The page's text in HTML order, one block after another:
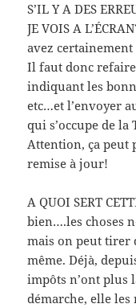
S’IL Y A DES
JE VOIS A
avez certainement
Il faut donc
indiquant les
etc…et l’envoyer
qui s’occupe de
Attention, ça peut
remise à jour!
A QUOI SERT
bien….les choses
mais on peut tirer
même. Déjà,
impôts n’ont plus
démarche, elle